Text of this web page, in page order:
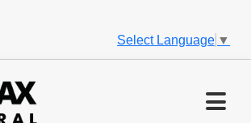
Select Language ▼